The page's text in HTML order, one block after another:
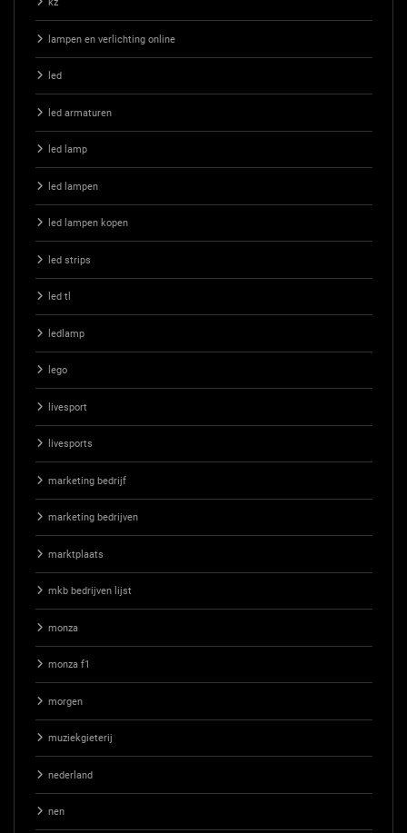
kz
lampen en verlichting online
led
led armaturen
led lamp
led lampen
led lampen kopen
led strips
led tl
ledlamp
lego
livesport
livesports
marketing bedrijf
marketing bedrijven
marktplaats
mkb bedrijven lijst
monza
monza f1
morgen
muziekgieterij
nederland
nen